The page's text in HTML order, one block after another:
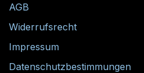
AGB
Widerrufsrecht
Impressum
Datenschutzbestimmungen